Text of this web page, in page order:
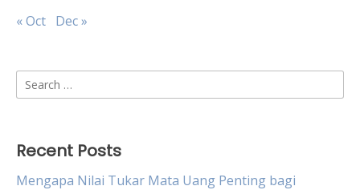
« Oct Dec »
Search
for:
Recent Posts
Mengapa Nilai Tukar Mata Uang Penting bagi